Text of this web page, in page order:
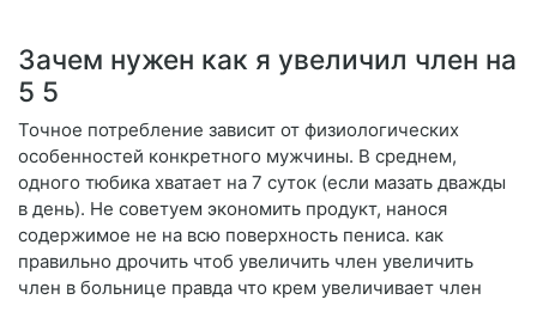
Зачем нужен как я увеличил член на
5 5
Точное потребление зависит от физиологических
особенностей конкретного мужчины. В среднем,
одного тюбика хватает на 7 суток (если мазать дважды
в день). Не советуем экономить продукт, нанося
содержимое не на всю поверхность пениса. как
правильно дрочить чтоб увеличить член увеличить
член в больнице правда что крем увеличивает член